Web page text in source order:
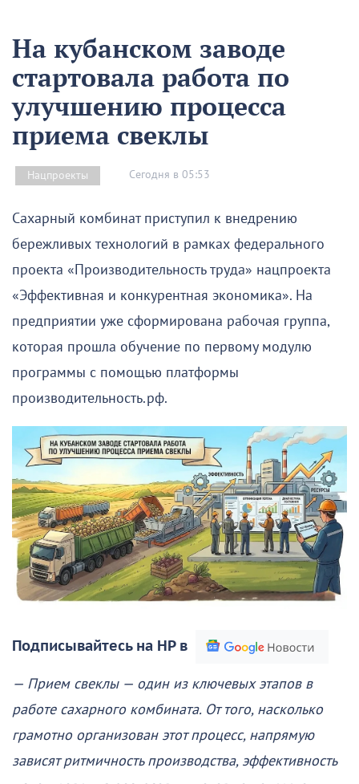
На кубанском заводе
стартовала работа по
улучшению процесса
приема свеклы
Нацпроекты Сегодня в 05:53
Сахарный комбинат приступил к внедрению
бережливых технологий в рамках федерального
проекта «Производительность труда» нацпроекта
«Эффективная и конкурентная экономика». На
предприятии уже сформирована рабочая группа,
которая прошла обучение по первому модулю
программы с помощью платформы
производительность.рф.
Подписывайтесь на НР в
— Прием свеклы — один из ключевых этапов в
работе сахарного комбината. От того, насколько
грамотно организован этот процесс, напрямую
зависят ритмичность производства, эффективность